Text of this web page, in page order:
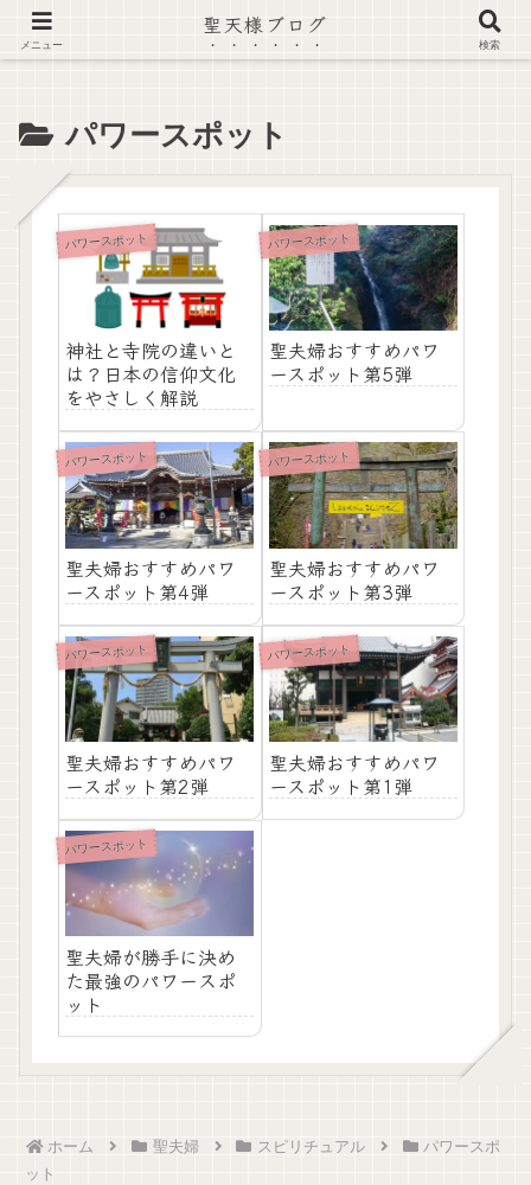
【注意喚起】偽サイト及び偽情報に注意 ▶確認する◀
パワースポット
パワースポット
神社と寺院の違いと
は？日本の信仰文化
をやさしく解説
パワースポット
聖夫婦おすすめパワ
ースポット第5弾
パワースポット
聖夫婦おすすめパワ
ースポット第4弾
パワースポット
聖夫婦おすすめパワ
ースポット第3弾
パワースポット
聖夫婦おすすめパワ
ースポット第2弾
パワースポット
聖夫婦おすすめパワ
ースポット第1弾
パワースポット
聖夫婦が勝手に決め
た最強のパワースポ
ット
ホーム 聖夫婦 スピリチュアル
パワースポ
ット
メニュー
聖天様ブログ
検索